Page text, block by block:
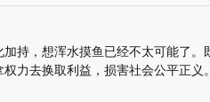
持，想浑水摸鱼已经不太可能了。
力去换取利益，损害社会公平正义。